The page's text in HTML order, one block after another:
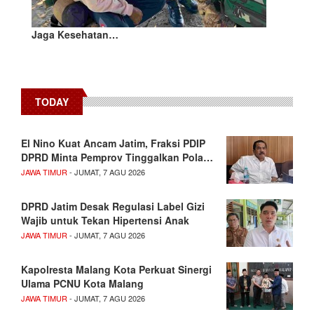
Jaga Kesehatan…
TODAY
El Nino Kuat Ancam Jatim, Fraksi PDIP
DPRD Minta Pemprov Tinggalkan Pola…
JAWA TIMUR- JUMAT, 7 AGU 2026
DPRD Jatim Desak Regulasi Label Gizi
Wajib untuk Tekan Hipertensi Anak
JAWA TIMUR- JUMAT, 7 AGU 2026
Kapolresta Malang Kota Perkuat Sinergi
Ulama PCNU Kota Malang
JAWA TIMUR- JUMAT, 7 AGU 2026